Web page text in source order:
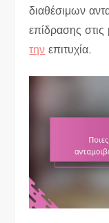
διαθέσιμων
επίδρασης
την επιτυχία.